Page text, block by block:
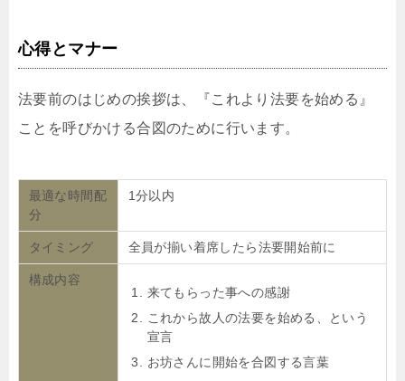
心得とマナー
法要前のはじめの挨拶は、『これより法要を始める』
ことを呼びかける合図のために行います。
最適な時間配
分
1分以内
タイミング 全員が揃い着席したら法要開始前に
構成内容
来てもらった事への感謝
これから故人の法要を始める、という
宣言
お坊さんに開始を合図する言葉